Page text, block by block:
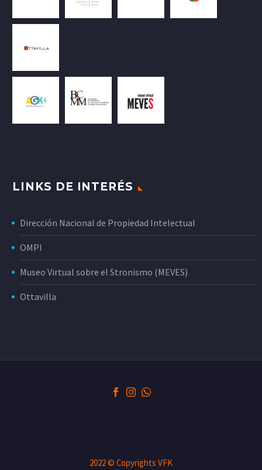
LINKS DE INTERÉS
Dirección Nacional de Propiedad Intelectual
OMPI
Museo Virtual sobre el Stronismo (MEVES)
Ottavilla
2022 © Copyrights VFK